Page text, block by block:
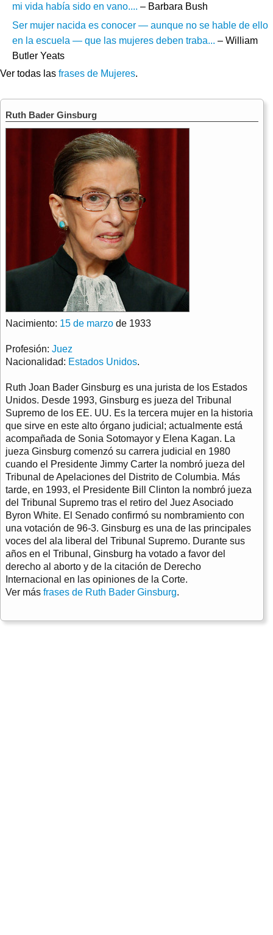
mi vida había sido en vano.... – Barbara Bush
Ser mujer nacida es conocer — aunque no se hable de ello
en la escuela — que las mujeres deben traba... – William
Butler Yeats
Ver todas las frases de Mujeres.
Ruth Bader Ginsburg
Nacimiento: 15 de marzo de 1933
Profesión: Juez
Nacionalidad: Estados Unidos.
Ruth Joan Bader Ginsburg es una jurista de los Estados
Unidos. Desde 1993, Ginsburg es jueza del Tribunal
Supremo de los EE. UU. Es la tercera mujer en la historia
que sirve en este alto órgano judicial; actualmente está
acompañada de Sonia Sotomayor y Elena Kagan. La
jueza Ginsburg comenzó su carrera judicial en 1980
cuando el Presidente Jimmy Carter la nombró jueza del
Tribunal de Apelaciones del Distrito de Columbia. Más
tarde, en 1993, el Presidente Bill Clinton la nombró jueza
del Tribunal Supremo tras el retiro del Juez Asociado
Byron White. El Senado confirmó su nombramiento con
una votación de 96-3. Ginsburg es una de las principales
voces del ala liberal del Tribunal Supremo. Durante sus
años en el Tribunal, Ginsburg ha votado a favor del
derecho al aborto y de la citación de Derecho
Internacional en las opiniones de la Corte.
Ver más frases de Ruth Bader Ginsburg.